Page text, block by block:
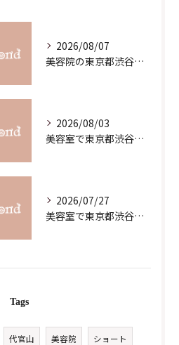
2026/08/07
美容院の東京都渋谷区恵比寿求人募集で理想の働き方と職場選びを徹底解説
2026/08/03
美容室で東京都渋谷区代官山町のスキルアップを目指す最新ガイド
2026/07/27
美容室で東京都渋谷区代官山町の求人条件を詳しく比較し理想の職場を見つけるコツ
Tags
代官山 美容院 ショート